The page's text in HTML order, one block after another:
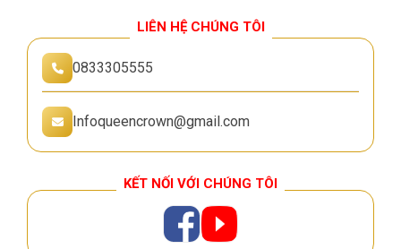
LIÊN HỆ CHÚNG TÔI
0833305555
Infoqueencrown@gmail.com
KẾT NỐI VỚI CHÚNG TÔI